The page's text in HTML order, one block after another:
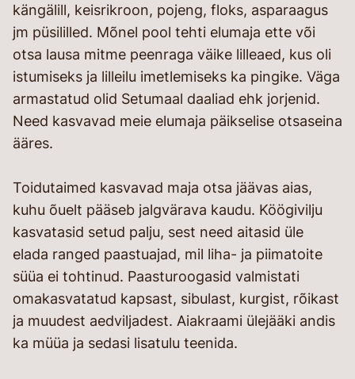
kängälill, keisrikroon, pojeng, floks, asparaagus
jm püsililled. Mõnel pool tehti elumaja ette või
otsa lausa mitme peenraga väike lilleaed, kus oli
istumiseks ja lilleilu imetlemiseks ka pingike. Väga
armastatud olid Setumaal daaliad ehk jorjenid.
Need kasvavad meie elumaja päikselise otsaseina
ääres.
Toidutaimed kasvavad maja otsa jäävas aias,
kuhu õuelt pääseb jalgvärava kaudu. Köögivilju
kasvatasid setud palju, sest need aitasid üle
elada ranged paastuajad, mil liha- ja piimatoite
süüa ei tohtinud. Paasturoogasid valmistati
omakasvatatud kapsast, sibulast, kurgist, rõikast
ja muudest aedviljadest. Aiakraami ülejääki andis
ka müüa ja sedasi lisatulu teenida.